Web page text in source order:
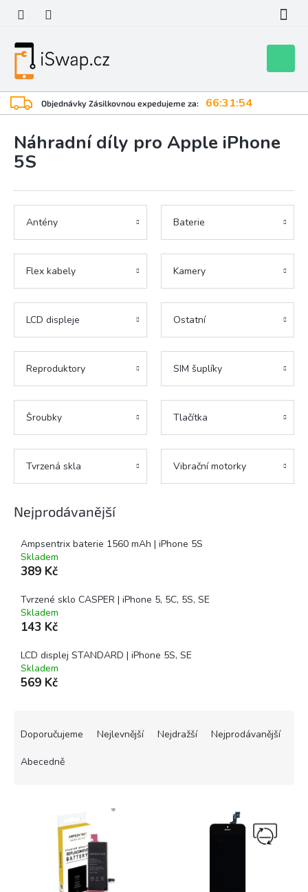
obsah
Objednávky Zásilkovnou expedujeme za: 66:31:53
košík
Náhradní díly pro Apple iPhone
5S
Antény Baterie
Flex kabely Kamery
LCD displeje Ostatní
Reproduktory SIM šuplíky
Šroubky Tlačítka
Tvrzená skla Vibrační motorky
Nejprodávanější
Ampsentrix baterie 1560 mAh | iPhone 5S
Skladem
389 Kč
Tvrzené sklo CASPER | iPhone 5, 5C, 5S, SE
Skladem
143 Kč
LCD displej STANDARD | iPhone 5S, SE
Skladem
569 Kč
Doporučujeme Nejlevnější Nejdražší Nejprodávanější
Abecedně